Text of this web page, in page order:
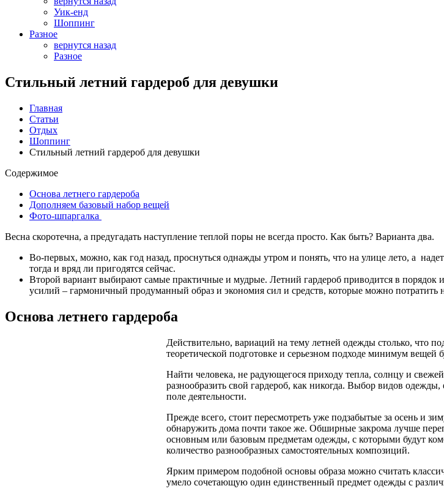
Уик-енд
Шоппинг
Разное
вернутся назад
Разное
Стильный летний гардероб для девушки
Главная
Статьи
Отдых
Шоппинг
Стильный летний гардероб для девушки
Содержимое
Основа летнего гардероба
Дополняем базовый набор вещей
Фото-шпаргалка
Весна скоротечна, а предугадать наступление теплой поры не всегда просто. Как быть? Варианта два.
Во-первых, можно, как год назад, проснуться однажды утром и понять, что на улице лето, а
тогда и вряд ли пригодятся сейчас.
Второй вариант выбирают самые практичные и мудрые. Летний гардероб приводится в порядок и
усилий – гармоничный продуманный образ и экономия сил и средств, которые можно потратить
Основа летнего гардероба
Действительно, вариаций на тему летней одежды столько, что
теоретической подготовке и серьезном подходе минимум
Найти человека, не радующегося приходу тепла, солнцу и
разнообразить свой гардероб, как никогда. Выбор видов
поле деятельности.
Прежде всего, стоит пересмотреть уже подзабытые за осень и
обнаружить дома почти такое же. Обширные закрома лучше
основным или базовым предметам одежды, с которыми будут
количество разнообразных самостоятельных композиций.
Ярким примером подобной основы образа можно считать
умело сочетающую один единственный предмет одежды с